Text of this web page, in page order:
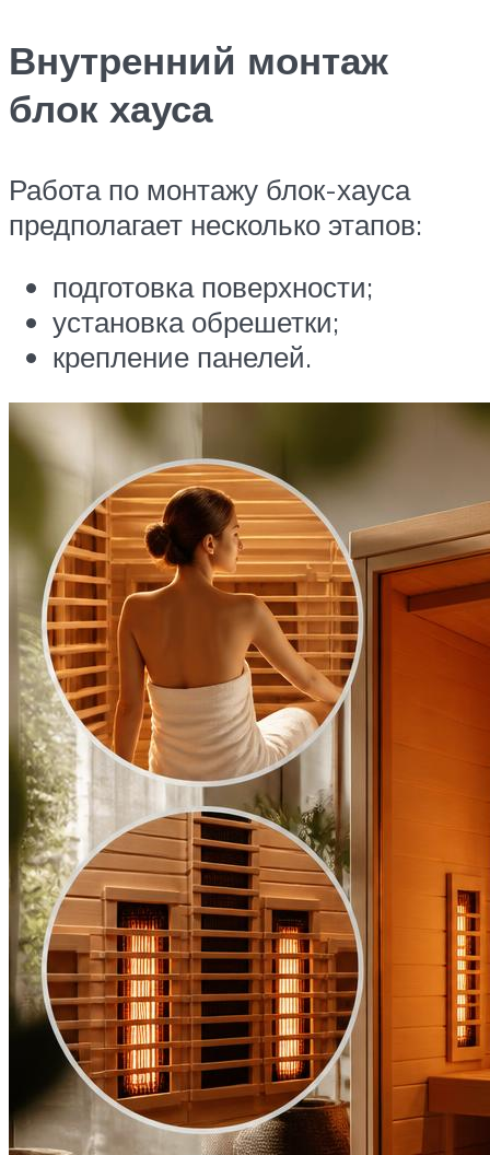
Внутренний монтаж
блок хауса
Работа по монтажу блок-хауса
предполагает несколько этапов:
подготовка поверхности;
установка обрешетки;
крепление панелей.